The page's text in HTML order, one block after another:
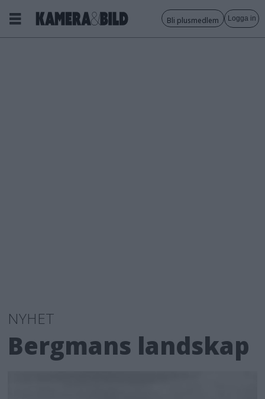
Bli plusmedlem Logga in
NYHET
Bergmans landskap